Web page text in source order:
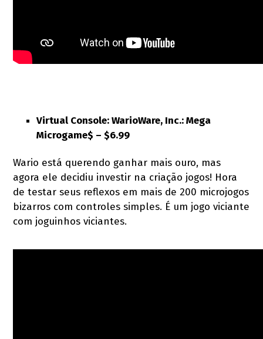
Virtual Console: WarioWare, Inc.: Mega
Microgame$ –$6.99
Wario está querendo ganhar mais ouro, mas
agora ele decidiu investir na criação jogos! Hora
de testar seus reflexos em mais de 200 microjogos
bizarros com controles simples. É um jogo viciante
com joguinhos viciantes.